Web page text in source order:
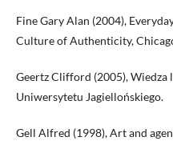
Fine Gary Alan (2004),
Culture of Authenticity,
Geertz Clifford (2005),
Uniwersytetu Jagiellońskiego.
Gell Alfred (1998), Art and